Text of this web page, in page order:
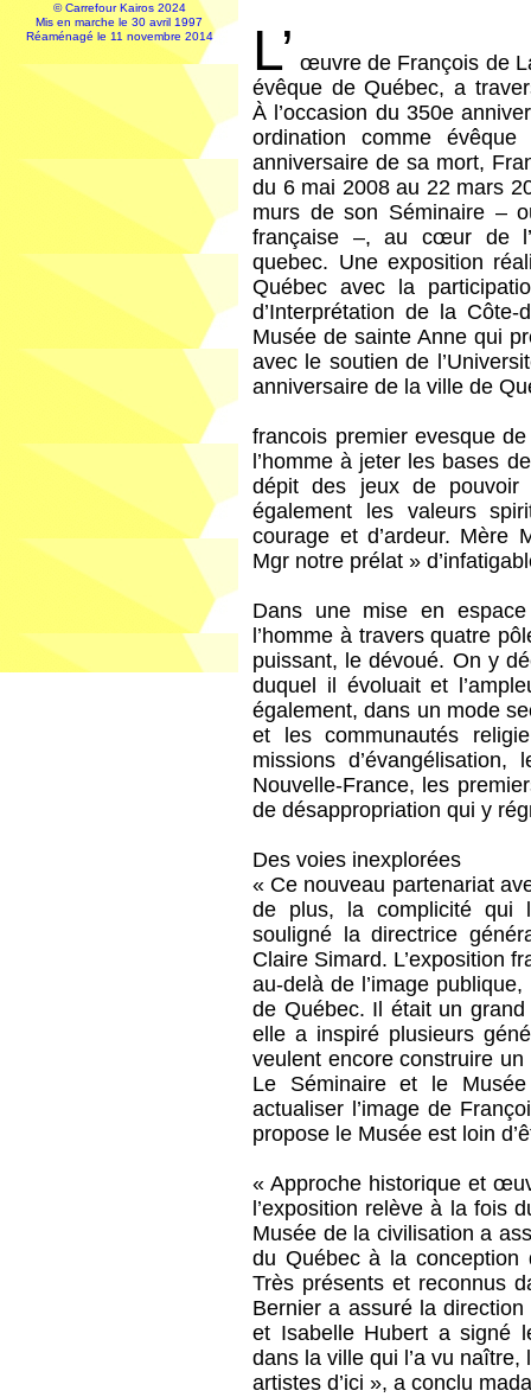
© Carrefour Kairos 2024
Mis en marche le 30 avril 1997
Réaménagé le 11 novembre 2014
L’ œuvre de François de
évêque de Québec, a
À l’occasion du 350e
ordination comme
anniversaire de sa mort,
du 6 mai 2008 au 22 mars
murs de son Séminaire –
française –, au cœur de
quebec. Une exposition
Québec avec la
d’Interprétation de la
Musée de sainte Anne qui
avec le soutien de
anniversaire de la ville de
francois premier evesque
l’homme à jeter les bases
dépit des jeux de pouvoir
également les valeurs
courage et d’ardeur. Mère
Mgr notre prélat »
Dans une mise en
l’homme à travers quatre
puissant, le dévoué. On y
duquel il évoluait et
également, dans un mode
et les communautés
missions
Nouvelle-France, les
de désappropriation qui y
Des voies inexplorées
« Ce nouveau partenariat
de plus, la complicité qui
souligné la directrice
Claire Simard. L’exposition
au-delà de l’image
de Québec. Il était un
elle a inspiré plusieurs
veulent encore construire
Le Séminaire et le
actualiser l’image de
propose le Musée est loin
« Approche historique et
l’exposition relève à la fois
Musée de la civilisation a
du Québec à la conception
Très présents et reconnus
Bernier a assuré la
et Isabelle Hubert a signé
dans la ville qui l’a vu
artistes d’ici », a conclu